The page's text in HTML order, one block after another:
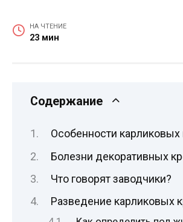
НА ЧТЕНИЕ
23 мин
Содержание
Особенности карликовых
Болезни декоративных
Что говорят заводчики?
Разведение карликовых